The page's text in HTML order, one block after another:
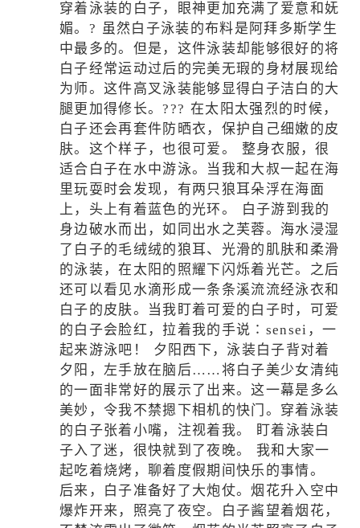
穿着泳装的白子，眼神更加充满了爱意和妩
媚。? 虽然白子泳装的布料是阿拜多斯学生
中最多的。但是，这件泳装却能够很好的将
白子经常运动过后的完美无瑕的身材展现给
为师。这件高叉泳装能够显得白子洁白的大
腿更加得修长。??? 在太阳太强烈的时候，
白子还会再套件防晒衣，保护自己细嫩的皮
肤。这个样子，也很可爱。 整身衣服，很
适合白子在水中游泳。当我和大叔一起在海
里玩耍时会发现，有两只狼耳朵浮在海面
上，头上有着蓝色的光环。 白子游到我的
身边破水而出，如同出水之芙蓉。海水浸湿
了白子的毛绒绒的狼耳、光滑的肌肤和柔滑
的泳装，在太阳的照耀下闪烁着光芒。之后
还可以看见水滴形成一条条溪流流经泳衣和
白子的皮肤。当我盯着可爱的白子时，可爱
的白子会脸红，拉着我的手说∶sensei，一
起来游泳吧！ 夕阳西下，泳装白子背对着
夕阳，左手放在脑后……将白子美少女清纯
的一面非常好的展示了出来。这一幕是多么
美妙，令我不禁摁下相机的快门。穿着泳装
的白子张着小嘴，注视着我。 盯着泳装白
子入了迷，很快就到了夜晚。 我和大家一
起吃着烧烤，聊着度假期间快乐的事情。
后来，白子准备好了大炮仗。烟花升入空中
爆炸开来，照亮了夜空。白子酱望着烟花，